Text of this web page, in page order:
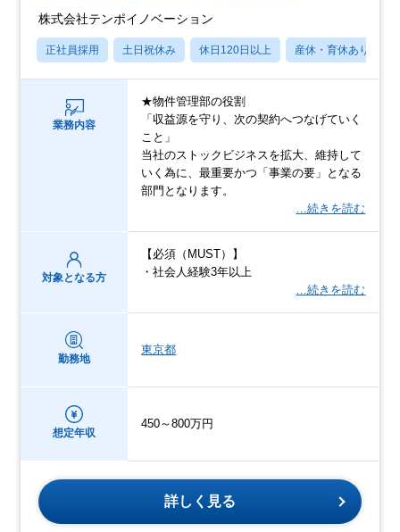
株式会社テンポイノベーション
正社員採用 土日祝休み 休日120日以上 産休・育休あり
業務内容
★物件管理部の役割
「収益源を守り、次の契約へつなげていく
こと」
当社のストックビジネスを拡大、維持して
いく為に、最重要かつ「事業の要」となる
部門となります。
…続きを読む
対象となる方
【必須（MUST）】
・社会人経験3年以上
…続きを読む
勤務地
東京都
想定年収
450～800万円
詳しく見る